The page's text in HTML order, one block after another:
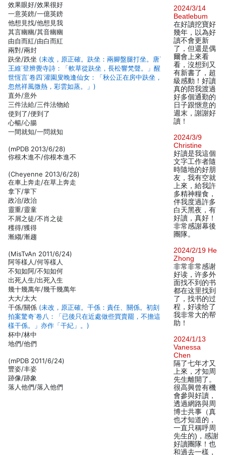
效果眼好/效果很好
一意英鎊/一億英鎊
他想見找/他想見我
其言幽幽/其音幽幽
由自而紅/由白而紅
兩對/兩封
趺坐/跌坐 (未改，原正確。趺坐：兩腳盤腿打坐。唐˙
王維˙登辨覺寺詩：「軟草從趺坐，長松響梵聲。」醒
世恆言˙卷四˙灌園叟晚逢仙女：「秋公正在房中趺坐，
忽然祥風微熱，彩雲如蒸。」)
直外/意外
三件法給/三件法物給
使到了/便到了
心暢/心腸
一間就知/一問就知
(mPDB 2013/6/28)
你根木進不/你根本進不
(Cheyenne 2013/6/28)
在車上奔走/在草上奔走
拿下/掌下
政冶/政治
靈重/靈童
不屑之徒/不肖之徒
穫得/獲得
漸縐/漸趨
(MisTvAn 2011/6/24)
阿等樣人/何等樣人
不知如阿/不知如何
出死人生/出死入生
幾十幾萬年/幾千幾萬年
大大/太大
干係/關係 (未改，原正確。干係：責任、關係。初刻
拍案驚奇˙卷八：「已後只在近處做些買賣罷，不擔這
樣干係。」亦作「干紀」。)
杯中/林中
地們/他們
(mPDB 2011/6/24)
豐姿/丰姿
跡像/跡象
落人他們/落入他們
2024/3/14
Beatlebum
在好讀挖寶好
幾年，以為好
讀不會更新
了，但還是偶
爾會上來看
看，沒想到又
有新書了，超
級感動！好讀
真的陪我渡過
好多個通勤的
日子跟愜意的
週末，謝謝好
讀！
2024/3/9
Christine
好讀是我這個
文字工作者隨
時隨地的好朋
友，我有空就
上來，給我許
多精神糧食，
伴我度過許多
白天黑夜，有
好讀，真好！
非常感謝幕後
團隊。
2024/2/19 He
Zhong
非常非常感谢
好读，许多外
面找不到的书
都在这里找到
了，找书的过
程，好读给了
我非常大的帮
助！
2024/1/13
Vanessa
Chen
隔了七年才又
上來，才知周
先生離開了。
很高興曾有機
會參與好讀，
透過網路與周
博士共事（真
也才知道的，
一直只稱呼周
先生的)，感謝
好讀團隊！也
和過去一樣，